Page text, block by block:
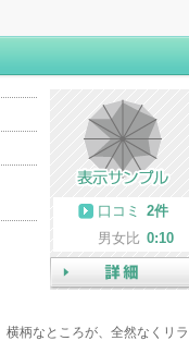
口コミ
2件
男女比 0:10
柄なところが、全然なくリラ